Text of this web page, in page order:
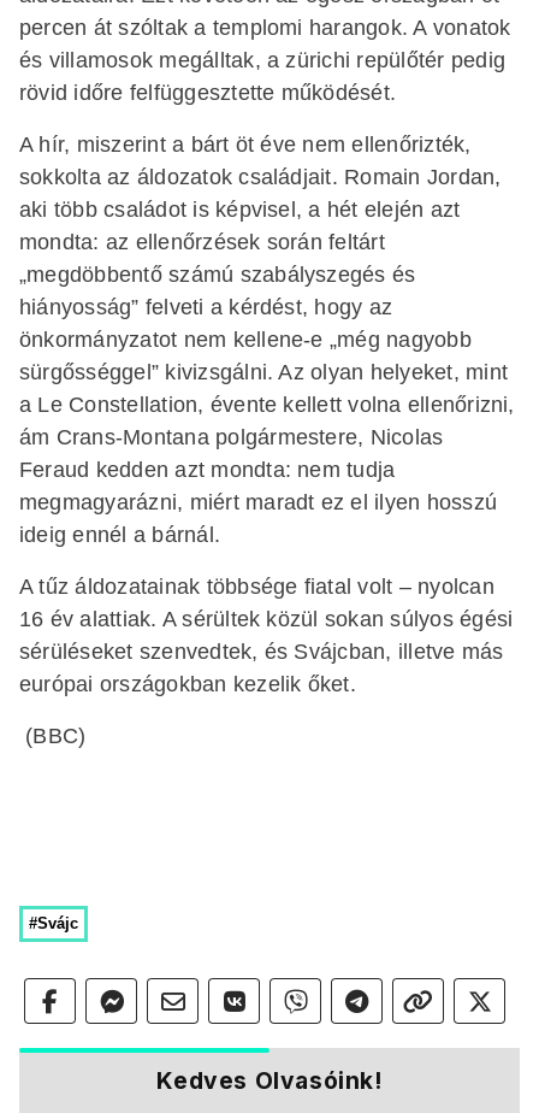
percen át szóltak a templomi harangok. A vonatok
és villamosok megálltak, a zürichi repülőtér pedig
rövid időre felfüggesztette működését.
A hír, miszerint a bárt öt éve nem ellenőrizték,
sokkolta az áldozatok családjait. Romain Jordan,
aki több családot is képvisel, a hét elején azt
mondta: az ellenőrzések során feltárt
„megdöbbentő számú szabályszegés és
hiányosság” felveti a kérdést, hogy az
önkormányzatot nem kellene-e „még nagyobb
sürgősséggel” kivizsgálni. Az olyan helyeket, mint
a Le Constellation, évente kellett volna ellenőrizni,
ám Crans-Montana polgármestere, Nicolas
Feraud kedden azt mondta: nem tudja
megmagyarázni, miért maradt ez el ilyen hosszú
ideig ennél a bárnál.
A tűz áldozatainak többsége fiatal volt – nyolcan
16 év alattiak. A sérültek közül sokan súlyos égési
sérüléseket szenvedtek, és Svájcban, illetve más
európai országokban kezelik őket.
(BBC)
#Svájc
Kedves Olvasóink!